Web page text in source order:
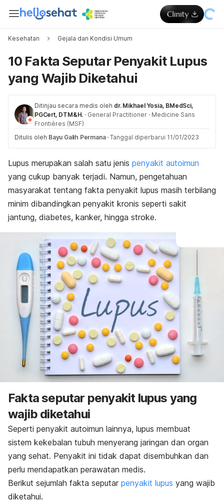
Kesehatan Gejala dan Kondisi Umum
10 Fakta Seputar Penyakit Lupus
yang Wajib Diketahui
Ditinjau secara medis oleh dr. Mikhael Yosia, BMedSci,
PGCert, DTM&H. · General Practitioner · Medicine Sans
Frontières (MSF)
Ditulis oleh Bayu Galih Permana · Tanggal diperbarui 11/01/2023
Lupus merupakan salah satu jenis penyakit autoimun
yang cukup banyak terjadi. Namun, pengetahuan
masyarakat tentang fakta penyakit lupus masih terbilang
minim dibandingkan penyakit kronis seperti sakit
jantung, diabetes, kanker, hingga stroke.
Fakta seputar penyakit lupus yang
wajib diketahui
Seperti penyakit autoimun lainnya, lupus membuat
sistem kekebalan tubuh menyerang jaringan dan organ
yang sehat. Penyakit ini tidak dapat disembuhkan dan
perlu mendapatkan perawatan medis.
Berikut sejumlah fakta seputar penyakit lupus yang wajib
diketahui.